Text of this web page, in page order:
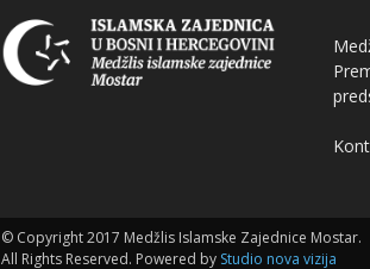
© Copyright 2017 Medžlis Islamske Zajednice Mostar.
All Rights Reserved. Powered by Studio nova vizija